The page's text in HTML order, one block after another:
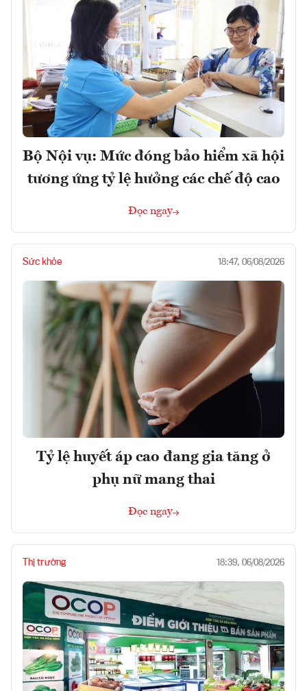
Bộ Nội vụ: Mức đóng bảo hiểm xã hội
tương ứng tỷ lệ hưởng các chế độ cao
Đọc ngay
Sức khỏe 18:47, 06/08/2026
Tỷ lệ huyết áp cao đang gia tăng ở
phụ nữ mang thai
Đọc ngay
Thị trường 18:39, 06/08/2026